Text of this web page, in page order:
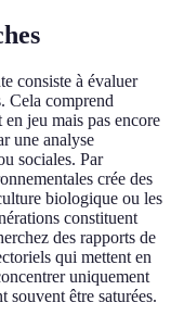
consiste à évaluer
Cela comprend
jeu mais pas encore
une analyse
sociales. Par
crée des
biologique ou les
constituent
des rapports de
qui mettent en
uniquement
souvent être saturées.